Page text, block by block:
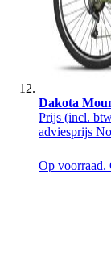
Dakota
Prijs (incl.
adviesprijs
Op voorraad.